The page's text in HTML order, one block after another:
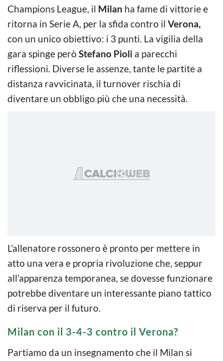
Champions League, il Milan ha fame di vittorie e
ritorna in Serie A, per la sfida contro il Verona,
con un unico obiettivo: i 3 punti. La vigilia della
gara spinge però Stefano Pioli a parecchi
riflessioni. Diverse le assenze, tante le partite a
distanza ravvicinata, il turnover rischia di
diventare un obbligo più che una necessità.
L’allenatore rossonero è pronto per mettere in
atto una vera e propria rivoluzione che, seppur
all’apparenza temporanea, se dovesse funzionare
potrebbe diventare un interessante piano tattico
di riserva per il futuro.
Milan con il 3-4-3 contro il Verona?
Partiamo da un insegnamento che il Milan si